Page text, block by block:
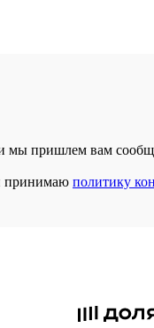
пришлем вам
принимаю политику